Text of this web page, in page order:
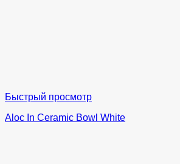
Быстрый просмотр
Aloc In Ceramic Bowl White